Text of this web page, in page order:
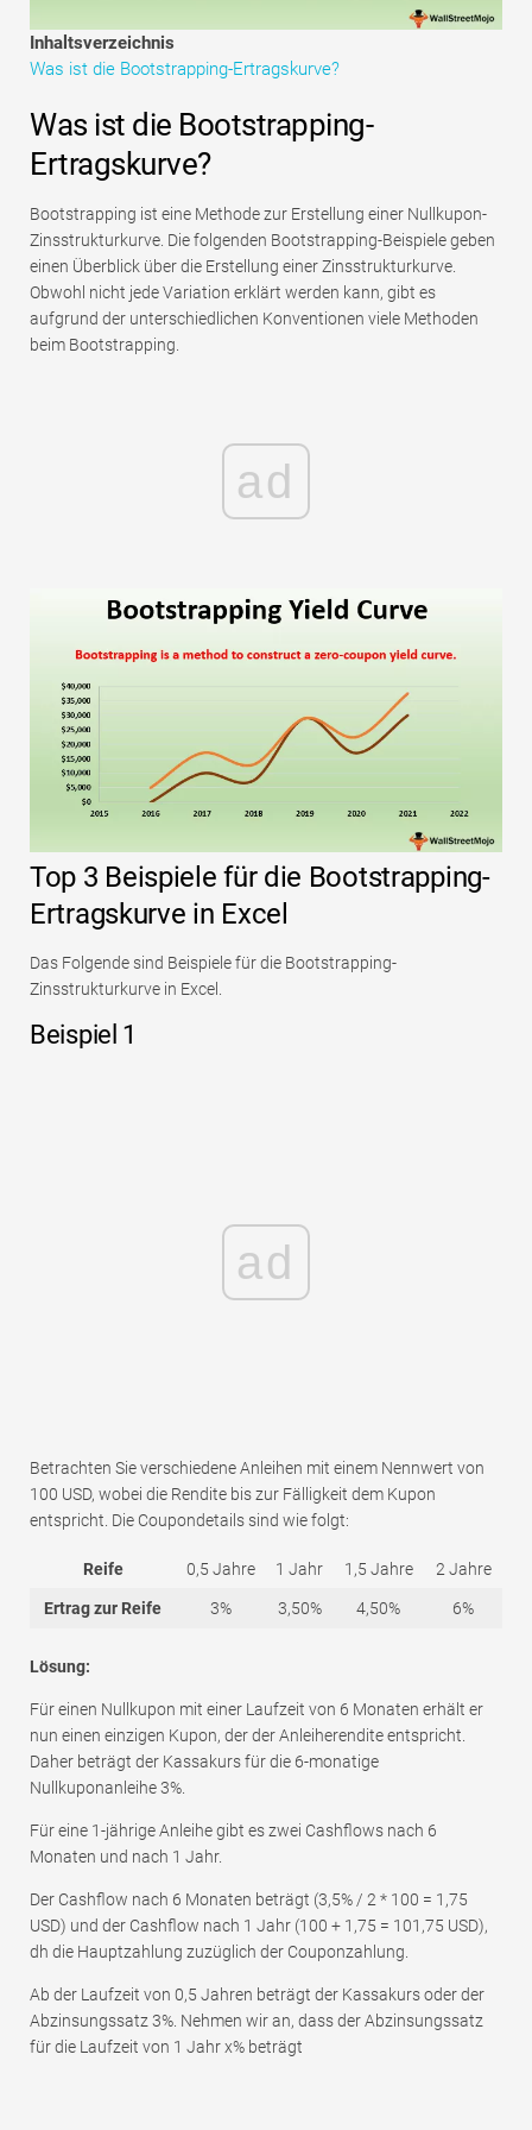
Vollständige Form
Risikomanagement-Tutorials
Inhaltsverzeichnis
Was ist die Bootstrapping-Ertragskurve?
Was ist die Bootstrapping-
Ertragskurve?
Bootstrapping ist eine Methode zur Erstellung einer Nullkupon-
Zinsstrukturkurve. Die folgenden Bootstrapping-Beispiele geben
einen Überblick über die Erstellung einer Zinsstrukturkurve.
Obwohl nicht jede Variation erklärt werden kann, gibt es
aufgrund der unterschiedlichen Konventionen viele Methoden
beim Bootstrapping.
ad
Top 3 Beispiele für die Bootstrapping-
Ertragskurve in Excel
Das Folgende sind Beispiele für die Bootstrapping-
Zinsstrukturkurve in Excel.
Beispiel 1
ad
Betrachten Sie verschiedene Anleihen mit einem Nennwert von
100 USD, wobei die Rendite bis zur Fälligkeit dem Kupon
entspricht. Die Coupondetails sind wie folgt:
Reife 0,5 Jahre 1 Jahr 1,5 Jahre 2 Jahre
Ertrag zur Reife 3% 3,50% 4,50% 6%
Lösung:
Für einen Nullkupon mit einer Laufzeit von 6 Monaten erhält er
nun einen einzigen Kupon, der der Anleiherendite entspricht.
Daher beträgt der Kassakurs für die 6-monatige
Nullkuponanleihe 3%.
Für eine 1-jährige Anleihe gibt es zwei Cashflows nach 6
Monaten und nach 1 Jahr.
Der Cashflow nach 6 Monaten beträgt (3,5% / 2 * 100 = 1,75
USD) und der Cashflow nach 1 Jahr (100 + 1,75 = 101,75 USD),
dh die Hauptzahlung zuzüglich der Couponzahlung.
Ab der Laufzeit von 0,5 Jahren beträgt der Kassakurs oder der
Abzinsungssatz 3%. Nehmen wir an, dass der Abzinsungssatz
für die Laufzeit von 1 Jahr x% beträgt